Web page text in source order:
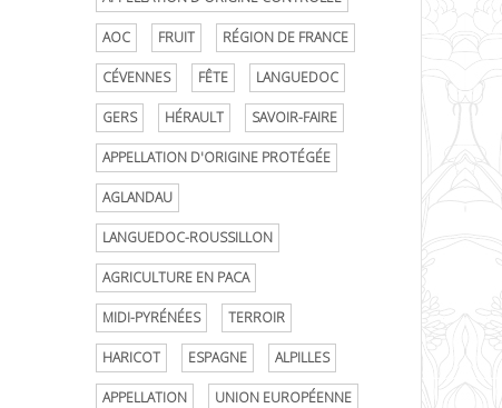
AOC FRUIT RÉGION DE FRANCE
CÉVENNES FÊTE LANGUEDOC
GERS HÉRAULT SAVOIR-FAIRE
APPELLATION D'ORIGINE PROTÉGÉE
AGLANDAU
LANGUEDOC-ROUSSILLON
AGRICULTURE EN PACA
MIDI-PYRÉNÉES TERROIR
HARICOT ESPAGNE ALPILLES
APPELLATION UNION EUROPÉENNE